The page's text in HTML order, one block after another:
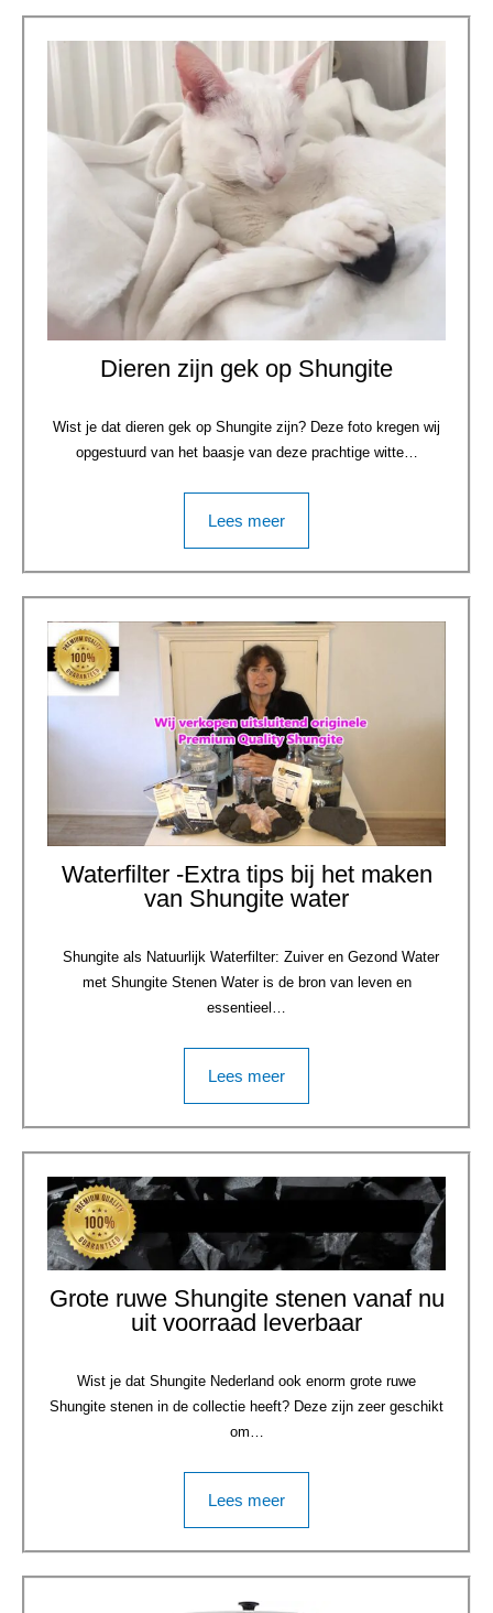
Dieren zijn gek op Shungite
Wist je dat dieren gek op Shungite zijn? Deze foto kregen wij
opgestuurd van het baasje van deze prachtige witte…
Lees meer
Waterfilter -Extra tips bij het maken
van Shungite water
Shungite als Natuurlijk Waterfilter: Zuiver en Gezond Water
met Shungite Stenen Water is de bron van leven en
essentieel…
Lees meer
Grote ruwe Shungite stenen vanaf nu
uit voorraad leverbaar
Wist je dat Shungite Nederland ook enorm grote ruwe
Shungite stenen in de collectie heeft? Deze zijn zeer geschikt
om…
Lees meer